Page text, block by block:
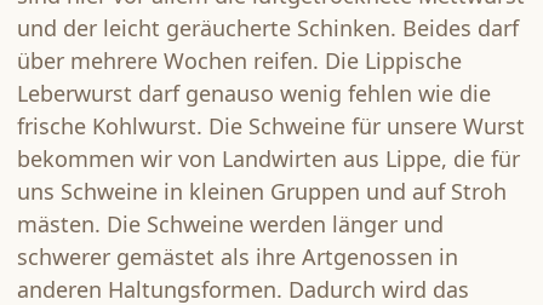
FRUCHTAUFSTRICHE UND HONIG
SÜSSES UND SAURES
EIER & KARTOFFELN
PRÄSENTE & GUTSCHEINE
MOSTEREI
MOHNBLÜTE 2026
und der leicht geräucherte Schinken. Beides darf
über mehrere Wochen reifen. Die Lippische
Leberwurst darf genauso wenig fehlen wie die
frische Kohlwurst. Die Schweine für unsere Wurst
bekommen wir von Landwirten aus Lippe, die für
uns Schweine in kleinen Gruppen und auf Stroh
mästen. Die Schweine werden länger und
schwerer gemästet als ihre Artgenossen in
anderen Haltungsformen. Dadurch wird das